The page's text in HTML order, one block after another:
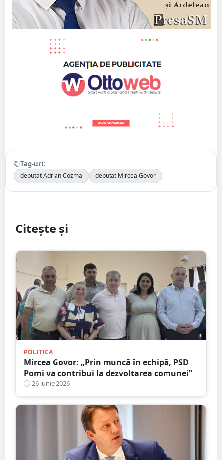
Tag-uri:
deputat Adrian Cozma deputat Mircea Govor
Citește și
POLITICA
Mircea Govor: „Prin muncă în echipă, PSD
Pomi va contribui la dezvoltarea comunei”
26 iunie 2026